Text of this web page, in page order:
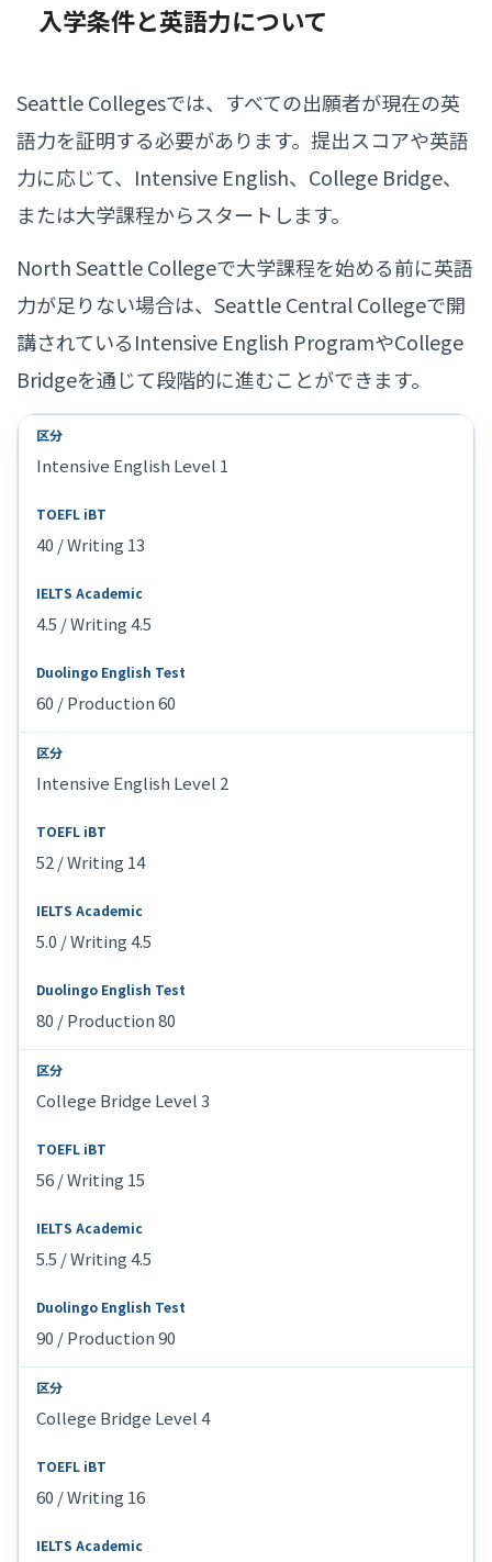
入学条件と英語力について
Seattle Collegesでは、すべての出願者が現在の英
語力を証明する必要があります。提出スコアや英語
力に応じて、Intensive English、College Bridge、
または大学課程からスタートします。
North Seattle Collegeで大学課程を始める前に英語
力が足りない場合は、Seattle Central Collegeで開
講されているIntensive English ProgramやCollege
Bridgeを通じて段階的に進むことができます。
Intensive English Level 1
40 / Writing 13
4.5 / Writing 4.5
60 / Production 60
Intensive English Level 2
52 / Writing 14
5.0 / Writing 4.5
80 / Production 80
College Bridge Level 3
56 / Writing 15
5.5 / Writing 4.5
90 / Production 90
College Bridge Level 4
60 / Writing 16